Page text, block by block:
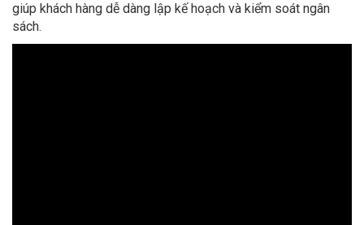
giúp khách hàng dễ dàng lập kế hoạch và kiểm soát ngân
sách.